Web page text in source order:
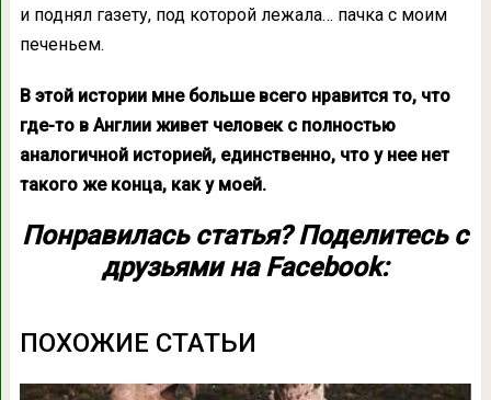
и поднял газету, под которой лежала… пачка с моим
печеньем.
В этой истории мне больше всего нравится то, что
где-то в Англии живет человек с полностью
аналогичной историей, единственно, что у нее нет
такого же конца, как у моей.
Понравилась статья? Поделитесь с
друзьями на Facebook:
ПОХОЖИЕ СТАТЬИ